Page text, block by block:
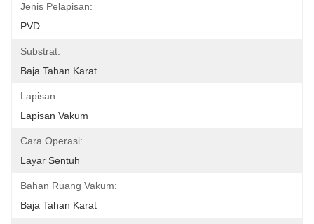
Jenis Pelapisan:
PVD
Substrat:
Baja Tahan Karat
Lapisan:
Lapisan Vakum
Cara Operasi:
Layar Sentuh
Bahan Ruang Vakum:
Baja Tahan Karat